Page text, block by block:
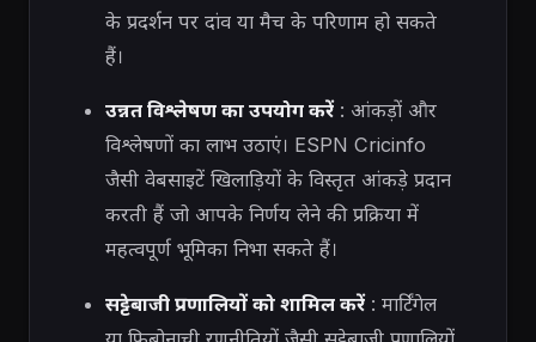
के प्रदर्शन पर दांव या मैच के परिणाम हो सकते
हैं।
उन्नत विश्लेषण का उपयोग करें: आंकड़ों और
विश्लेषणों का लाभ उठाएं। ESPN Cricinfo
जैसी वेबसाइटें खिलाड़ियों के विस्तृत आंकड़े प्रदान
करती हैं जो आपके निर्णय लेने की प्रक्रिया में
महत्वपूर्ण भूमिका निभा सकते हैं।
सट्टेबाजी प्रणालियों को शामिल करें: मार्टिंगेल